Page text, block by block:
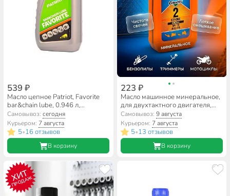
539 ₽
Масло цепное Patriot, Favorite
bar&chain lube, 0.946 л,
850030601
Самовывоз:сегодня
Курьером: 7 августа
5•16 отзывов
В корзину
223 ₽
Масло машинное минеральное,
для двухтактного двигателя,
3Ton, Country ST-301, 0.5 л,
40237
Самовывоз: 9 августа
Курьером: 7 августа
5•13 отзывов
В корзину
ХИТ
ПРОДАЖ